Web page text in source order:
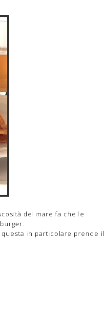
del mare fa che le
questa in particolare prende il